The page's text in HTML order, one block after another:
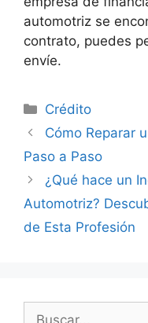
automotriz se
contrato, puedes
envíe.
Categorías
Crédito
Cómo Reparar
Paso a Paso
¿Qué hace un
Automotriz?
de Esta Profesión
Buscar: